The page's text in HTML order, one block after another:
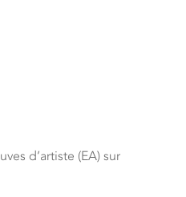
d’artiste (EA) sur